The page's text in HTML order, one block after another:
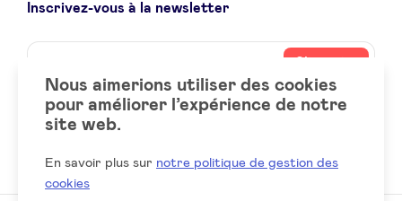
Inscrivez-vous à la newsletter
Name
Votre
email
Social
LinkedIn
Nous aimerions utiliser des cookies
pour améliorer l’expérience de notre
site web.
En savoir plus sur notre politique de gestion des
cookies